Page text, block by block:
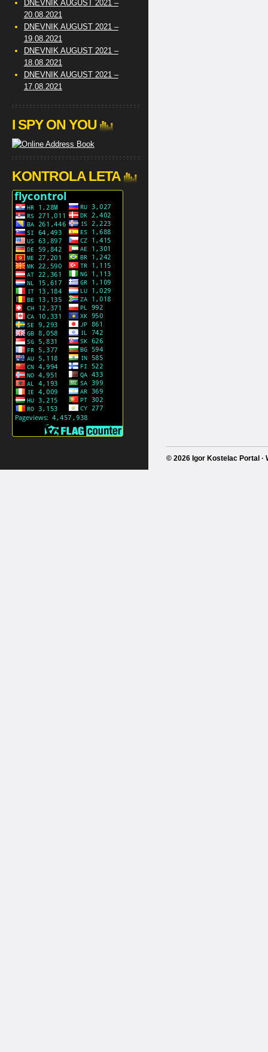
DNEVNIK AUGUST 2021 –
20.08.2021
DNEVNIK AUGUST 2021 –
19.08.2021
DNEVNIK AUGUST 2021 –
18.08.2021
DNEVNIK AUGUST 2021 –
17.08.2021
I SPY ON YOU
KONTROLA LETA
© 2026 Igor Kostelac Portal